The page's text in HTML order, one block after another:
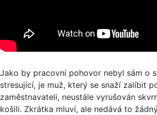
Jako by pracovní pohovor nebyl sám o
stresující, je muž, který se snaží zalíbit
zaměstnavateli, neustále vyrušován
košili. Zkrátka mluví, ale nedává to